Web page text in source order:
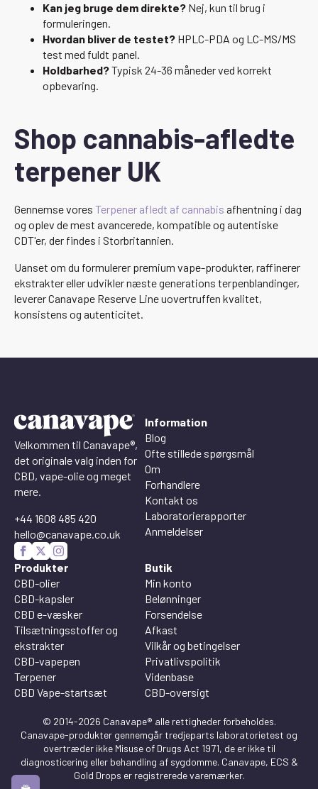
Kan jeg bruge dem direkte? Nej, kun til brug i
formuleringen.
Hvordan bliver de testet? HPLC-PDA og LC-MS/MS
test med fuldt panel.
Holdbarhed?Typisk 24-36 måneder ved korrekt
opbevaring.
Shop cannabis-afledte
terpener UK
Gennemse vores Terpener afledt af cannabis afhentning i dag
og oplev de mest avancerede, kompatible og autentiske
CDT'er, der findes i Storbritannien.
Uanset om du formulerer premium vape-produkter, raffinerer
ekstrakter eller udvikler næste generations terpenblandinger,
leverer Canavape Reserve Line uovertruffen kvalitet,
konsistens og autenticitet.
Velkommen til Canavape®,
det originale valg inden for
CBD, vape-olie og meget
mere.
+44 1608 485 420
hello@canavape.co.uk
Information
Blog
Ofte stillede spørgsmål
Om
Forhandlere
Kontakt os
Laboratorierapporter
Anmeldelser
Produkter
CBD-olier
CBD-kapsler
CBD e-væsker
Tilsætningsstoffer og
ekstrakter
CBD-vapepen
Terpener
CBD Vape-startsæt
Butik
Min konto
Belønninger
Forsendelse
Afkast
Vilkår og betingelser
Privatlivspolitik
Videnbase
CBD-oversigt
© 2014-2026 Canavape® alle rettigheder forbeholdes.
Canavape-produkter gennemgår tredjeparts laboratorietest og
overtræder ikke Misuse of Drugs Act 1971, de er ikke til
diagnosticering eller behandling af sygdomme. Canavape, ECS &
Gold Drops er registrerede varemærker.